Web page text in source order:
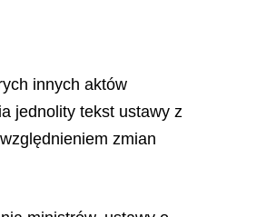
innych aktów
jednolity tekst ustawy z
zmian